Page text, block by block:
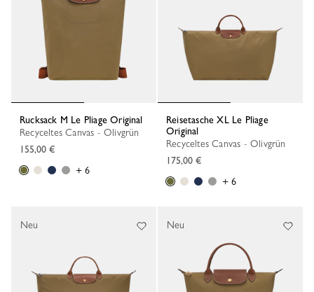
Rucksack M Le Pliage Original
Recyceltes Canvas - Olivgrün
155,00 €
+ 6
Reisetasche XL Le Pliage
Original
Recyceltes Canvas - Olivgrün
175,00 €
+ 6
Neu Neu